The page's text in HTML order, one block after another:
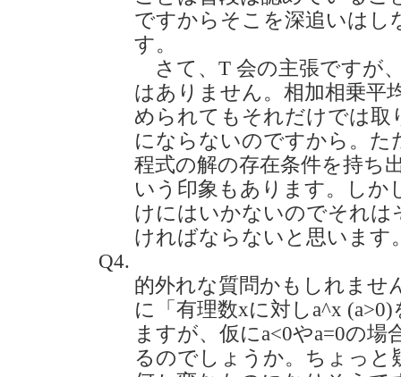
ですからそこを深追いはし
す。
さて、T 会の主張ですが
はありません。相加相乗平
められてもそれだけでは取
にならないのですから。た
程式の解の存在条件を持ち
いう印象もあります。しか
けにはいかないのでそれは
ければならないと思います
Q4.
的外れな質問かもしれませ
に「有理数xに対しa^x
ますが、仮にa<0やa=0の
るのでしょうか。ちょっと